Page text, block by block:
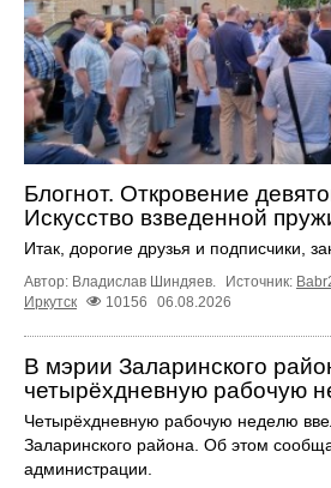
Блогнот. Откровение
Искусство взведенной
Итак, дорогие друзья и подписчики,
Автор: Владислав Шиндяев. Источник:
Иркутск
10156 06.08.2026
В мэрии Заларинского
четырёхдневную рабочую
Четырёхдневную рабочую неделю
Заларинского района. Об этом
администрации.